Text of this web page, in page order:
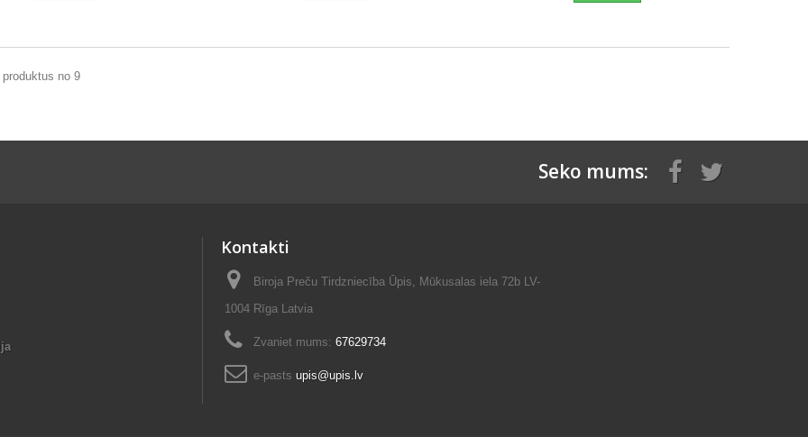
no 9
Seko mums:
Kontakti
Biroja Preču Tirdzniecība Ūpis, Mūkusalas iela 72b LV-
1004 Rīga Latvia
Zvaniet mums: 67629734
e-pasts upis@upis.lv